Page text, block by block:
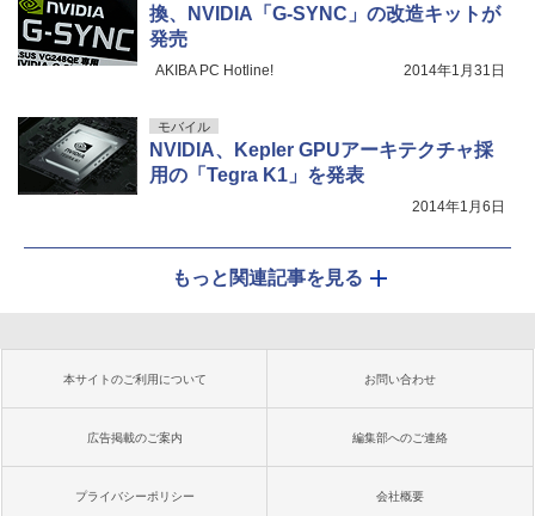
換、NVIDIA「G-SYNC」の改造キットが
発売
AKIBA PC Hotline! 2014年1月31日
モバイル
NVIDIA、Kepler GPUアーキテクチャ採
用の「Tegra K1」を発表
2014年1月6日
もっと関連記事を見る
本サイトのご利用について お問い合わせ
広告掲載のご案内 編集部へのご連絡
プライバシーポリシー 会社概要